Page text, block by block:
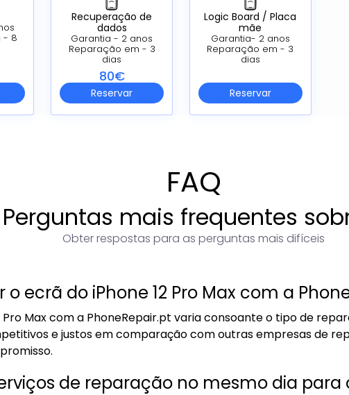
- 8
Recuperação de
dados
Garantia - 2 anos
Reparação em - 3
dias
80€
Reservar
Logic Board /Placa
mãe
Garantia- 2 anos
Reparação em - 3
dias
Reservar
FAQ
Perguntas mais frequentes
Obter respostas para as perguntas mais difíceis
ecrã do iPhone 12 Pro Max com a
Max com a PhoneRepair.pt varia consoante o tipo de
e justos em comparação com outras empresas de
de reparação no mesmo dia para